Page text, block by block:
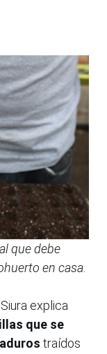
que debe
en casa.
Siura explica
que se
traídos